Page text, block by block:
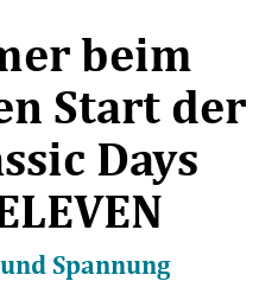
beim
Start der
Days
Spannung